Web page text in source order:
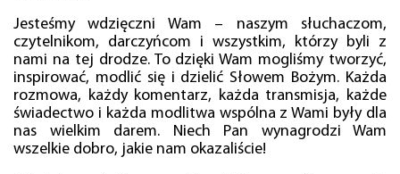
Jesteśmy wdzięczni Wam – naszym słuchaczom,
czytelnikom, darczyńcom i wszystkim, którzy byli z
nami na tej drodze. To dzięki Wam mogliśmy tworzyć,
inspirować, modlić się i dzielić Słowem Bożym. Każda
rozmowa, każdy komentarz, każda transmisja, każde
świadectwo i każda modlitwa wspólna z Wami były dla
nas wielkim darem. Niech Pan wynagrodzi Wam
wszelkie dobro, jakie nam okazaliście!